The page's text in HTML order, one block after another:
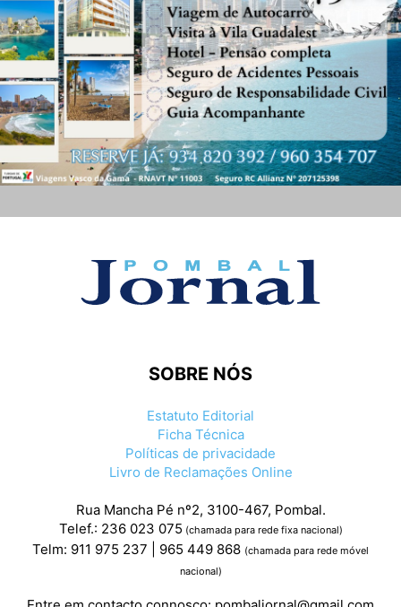
SOBRE NÓS
Estatuto Editorial
Ficha Técnica
Políticas de privacidade
Livro de Reclamações Online
Rua Mancha Pé nº2, 3100-467, Pombal.
Telef.: 236 023 075 (chamada para rede fixa nacional)
Telm: 911 975 237 | 965 449 868 (chamada para rede móvel
nacional)